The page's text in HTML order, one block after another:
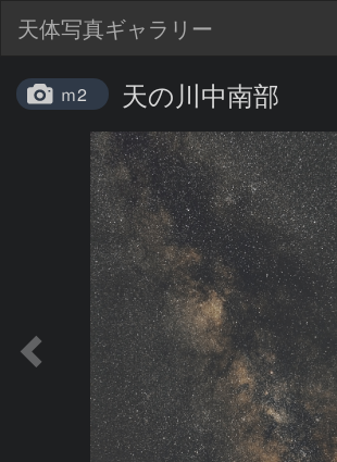
天体写真ギャラリー
ｍ2 天の川中南部